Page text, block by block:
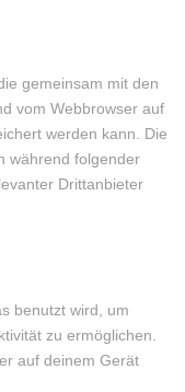
gemeinsam mit den
vom Webbrowser auf
werden kann. Die
während folgender
Drittanbieter
benutzt wird, um
zu ermöglichen.
auf deinem Gerät